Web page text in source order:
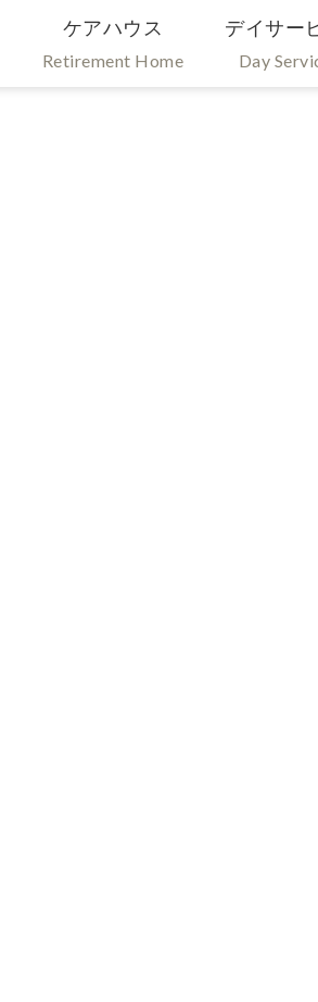
ケアハウス
Retirement Home
デイサー
Day